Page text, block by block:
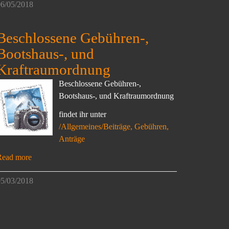
05/2018
Gebühren-,
, und
Beschlossene Gebühren-,
Bootshaus-, und Kraftraumordnung
findet ihr unter
/Allgemeines/Beiträge, Gebühren,
Anträge
more
03/2018